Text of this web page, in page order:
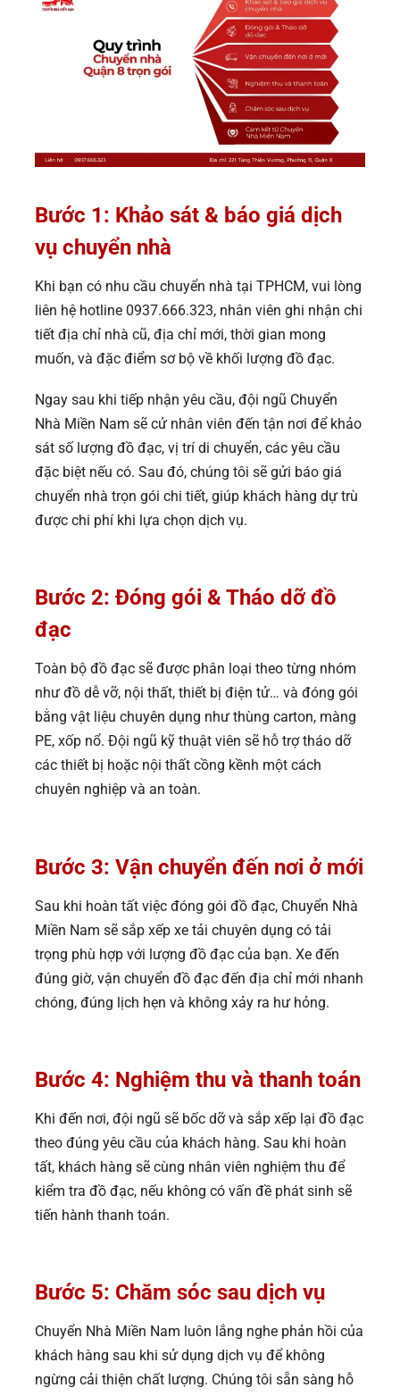
Bước 1: Khảo sát & báo giá dịch
vụ chuyển nhà
Khi bạn có nhu cầu chuyển nhà tại TPHCM, vui lòng
liên hệ hotline 0937.666.323, nhân viên ghi nhận chi
tiết địa chỉ nhà cũ, địa chỉ mới, thời gian mong
muốn, và đặc điểm sơ bộ về khối lượng đồ đạc.
Ngay sau khi tiếp nhận yêu cầu, đội ngũ Chuyển
Nhà Miền Nam sẽ cử nhân viên đến tận nơi để khảo
sát số lượng đồ đạc, vị trí di chuyển, các yêu cầu
đặc biệt nếu có. Sau đó, chúng tôi sẽ gửi báo giá
chuyển nhà trọn gói chi tiết, giúp khách hàng dự trù
được chi phí khi lựa chọn dịch vụ.
Bước 2: Đóng gói & Tháo dỡ đồ
đạc
Toàn bộ đồ đạc sẽ được phân loại theo từng nhóm
như đồ dễ vỡ, nội thất, thiết bị điện tử… và đóng gói
bằng vật liệu chuyên dụng như thùng carton, màng
PE, xốp nổ. Đội ngũ kỹ thuật viên sẽ hỗ trợ tháo dỡ
các thiết bị hoặc nội thất cồng kềnh một cách
chuyên nghiệp và an toàn.
Bước 3: Vận chuyển đến nơi ở mới
Sau khi hoàn tất việc đóng gói đồ đạc, Chuyển Nhà
Miền Nam sẽ sắp xếp xe tải chuyên dụng có tải
trọng phù hợp với lượng đồ đạc của bạn. Xe đến
đúng giờ, vận chuyển đồ đạc đến địa chỉ mới nhanh
chóng, đúng lịch hẹn và không xảy ra hư hỏng.
Bước 4: Nghiệm thu và thanh toán
Khi đến nơi, đội ngũ sẽ bốc dỡ và sắp xếp lại đồ đạc
theo đúng yêu cầu của khách hàng. Sau khi hoàn
tất, khách hàng sẽ cùng nhân viên nghiệm thu để
kiểm tra đồ đạc, nếu không có vấn đề phát sinh sẽ
tiến hành thanh toán.
Bước 5: Chăm sóc sau dịch vụ
Chuyển Nhà Miền Nam luôn lắng nghe phản hồi của
khách hàng sau khi sử dụng dịch vụ để không
ngừng cải thiện chất lượng. Chúng tôi sẵn sàng hỗ